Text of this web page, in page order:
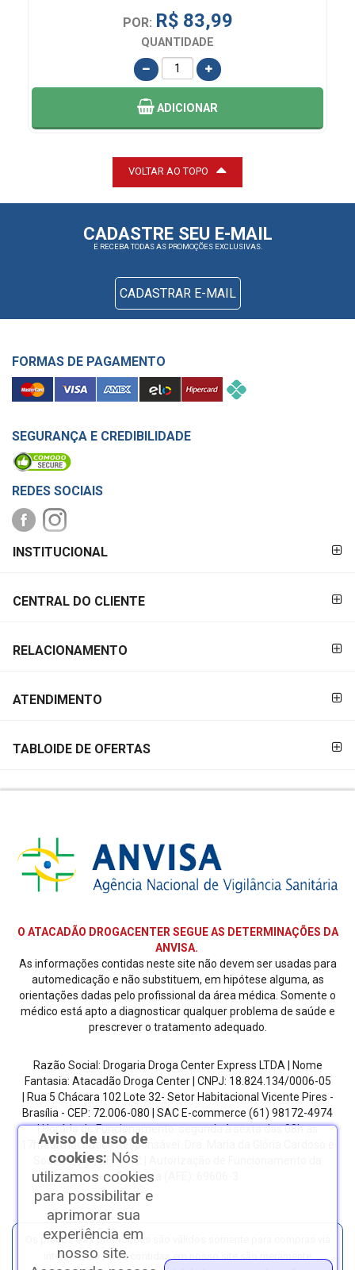
POR: R$ 83,99
QUANTIDADE
ADICIONAR
VOLTAR AO TOPO
CADASTRE SEU E-MAIL
E RECEBA TODAS AS PROMOÇÕES EXCLUSIVAS.
CADASTRAR E-MAIL
FORMAS DE PAGAMENTO
SEGURANÇA E CREDIBILIDADE
REDES SOCIAIS
PAGAMENTO
INSTITUCIONAL
CENTRAL DO CLIENTE
RELACIONAMENTO
ATENDIMENTO
TABLOIDE DE OFERTAS
O ATACADÃO DROGACENTER SEGUE AS DETERMINAÇÕES DA
ANVISA.
As informações contidas neste site não devem ser usadas para
automedicação e não substituem, em hipótese alguma, as
orientações dadas pelo profissional da área médica. Somente o
médico está apto a diagnosticar qualquer problema de saúde e
prescrever o tratamento adequado.
Razão Social: Drogaria Droga Center Express LTDA | Nome
Fantasia: Atacadão Droga Center | CNPJ: 18.824.134/0006-05
| Rua 5 Chácara 102 Lote 32- Setor Habitacional Vicente Pires -
Brasília - CEP: 72.006-080
| SAC E-commerce (61) 98172-4974
| Horário de Funcionamento: segunda à sexta das 08h as
17h.Farmacêutico Responsável: Dra. Maria da Glória Cardoso e
Sousa | CRF/DF: 4612 | Autorização de Funcionamento da
Empresa (AFE): 69606-3
Os preços e as promoções são válidos somente para compras via
internet. | As fotos contidas em nosso site são meramente
Aviso de uso de
cookies: Nós
utilizamos cookies
para possibilitar e
aprimorar sua
experiência em
nosso site.